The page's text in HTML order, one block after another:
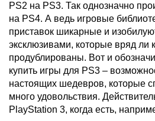
PS2 на PS3. Так однозначно
на PS4. А ведь игровые
приставок шикарные и
эксклюзивами, которые вряд ли
продублированы. Вот и
купить игры для PS3 –
настоящих шедевров, которые
много удовольствия.
PlayStation 3, когда есть,